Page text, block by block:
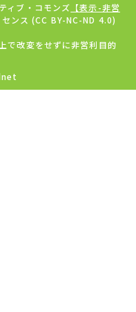
ィブ・コモンズ 【表示-非営
センス (CC BY-NC-ND 4.0)
で改変をせずに非営利目的